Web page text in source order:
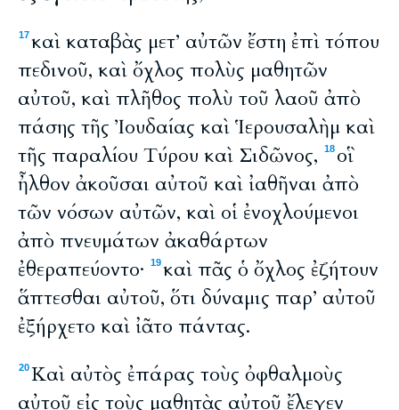
17καὶ καταβὰς μετ’ αὐτῶν ἔστη ἐπὶ τόπου
πεδινοῦ, καὶ ὄχλος πολὺς μαθητῶν
αὐτοῦ, καὶ πλῆθος πολὺ τοῦ λαοῦ ἀπὸ
πάσης τῆς Ἰουδαίας καὶ Ἱερουσαλὴμ καὶ
τῆς παραλίου Τύρου καὶ Σιδῶνος,
18 οἳ
ἦλθον ἀκοῦσαι αὐτοῦ καὶ ἰαθῆναι ἀπὸ
τῶν νόσων αὐτῶν, καὶ οἱ ἐνοχλούμενοι
ἀπὸ πνευμάτων ἀκαθάρτων
ἐθεραπεύοντο·
19καὶ πᾶς ὁ ὄχλος ἐζήτουν
ἅπτεσθαι αὐτοῦ, ὅτι δύναμις παρ’ αὐτοῦ
ἐξήρχετο καὶ ἰᾶτο πάντας.
20Καὶ αὐτὸς ἐπάρας τοὺς ὀφθαλμοὺς
αὐτοῦ εἰς τοὺς μαθητὰς αὐτοῦ ἔλεγεν